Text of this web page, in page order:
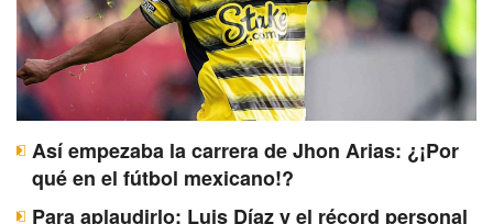
Así empezaba la carrera de Jhon Arias: ¿¡Por
qué en el fútbol mexicano!?
Para aplaudirlo: Luis Díaz y el récord personal